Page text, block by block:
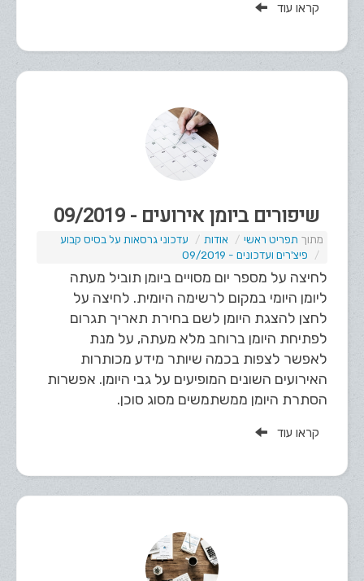
קראו עוד
שיפורים ביומן אירועים - 09/2019
תפריט ראשי אודות
עדכוני גרסאות על בסיס קבוע
פיצ'רים ועדכונים - 09/2019
לחיצה על מספר יום מסויים ביומן תוביל מעתה
ליומן היומי במקום לרשימה היומית. לחיצה על
לחצן להצגת היומן לשם בחירת תאריך תגרום
לפתיחת היומן ברוחב מלא מעתה, על מנת
לאפשר לצפות בכמה שיותר מידע מכותרות
האירועים השונים המופיעים על גבי היומן. אפשרות
הסתרת היומן ממשתמשים מסוג סוכן.
קראו עוד